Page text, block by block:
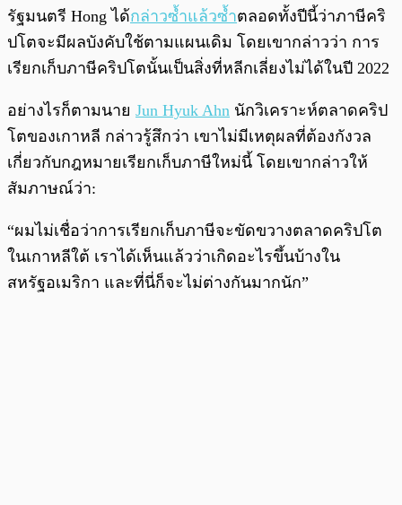
รัฐมนตรี Hong ได้กล่าวซ้ำแล้วซ้ำตลอดทั้งปีนี้ว่าภาษีคริ
ปโตจะมีผลบังคับใช้ตามแผนเดิม โดยเขากล่าวว่า การ
เรียกเก็บภาษีคริปโตนั้นเป็นสิ่งที่หลีกเลี่ยงไม่ได้ในปี 2022
อย่างไรก็ตามนาย Jun Hyuk Ahn นักวิเคราะห์ตลาดคริป
โตของเกาหลี กล่าวรู้สึกว่า เขาไม่มีเหตุผลที่ต้องกังวล
เกี่ยวกับกฎหมายเรียกเก็บภาษีใหม่นี้ โดยเขากล่าวให้
สัมภาษณ์ว่า:
“ผมไม่เชื่อว่าการเรียกเก็บภาษีจะขัดขวางตลาดคริปโต
ในเกาหลีใต้ เราได้เห็นแล้วว่าเกิดอะไรขึ้นบ้างใน
สหรัฐอเมริกา และที่นี่ก็จะไม่ต่างกันมากนัก”